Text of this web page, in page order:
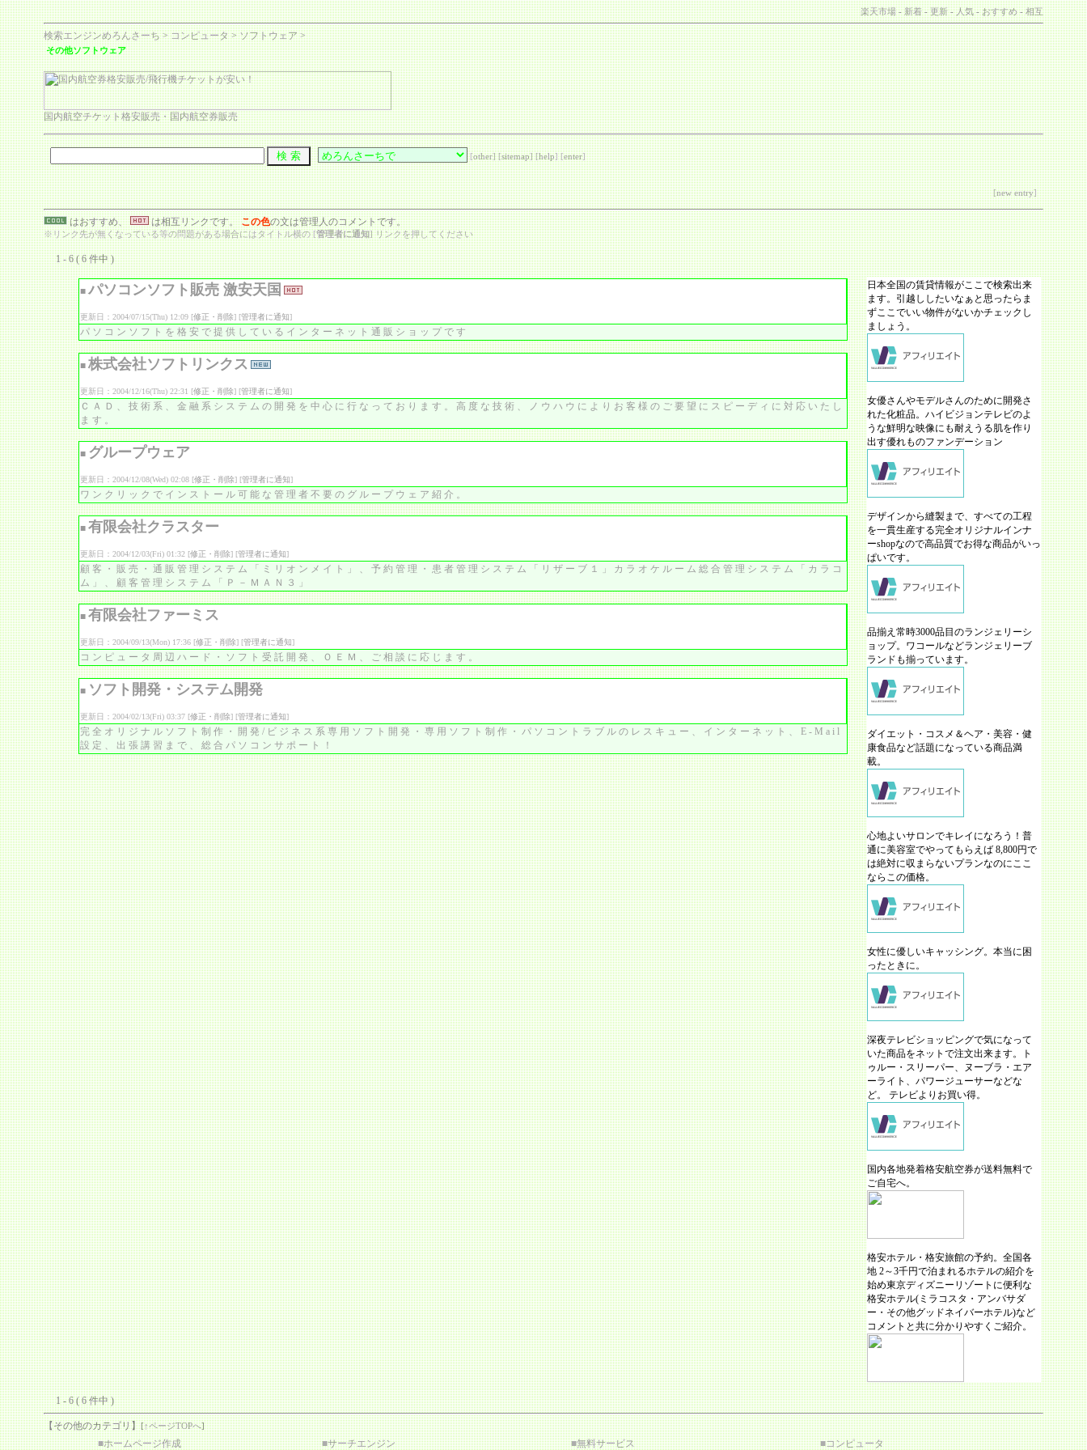
楽天市場-新着-更新-人気-おすすめ-相互
検索エンジンめろんさーち>コンピュータ>ソフトウェア>
その他ソフトウェア
国内航空チケット格安販売・国内航空券販売
[other] [sitemap] [help] [enter]
[new entry]
はおすすめ、 は相互リンクです。この色の文は管理人のコメントです。
※リンク先が無くなっている等の問題がある場合にはタイトル横の [管理者に通知] リンクを押してください
1 - 6 ( 6 件中 )
■ パソコンソフト販売 激安天国
更新日：2004/07/15(Thu) 12:09 [修正・削除] [管理者に通知]
パソコンソフトを格安で提供しているインターネット通販ショップです
■ 株式会社ソフトリンクス
更新日：2004/12/16(Thu) 22:31 [修正・削除] [管理者に通知]
ＣＡＤ、技術系、金融系システムの開発を中心に行なっております。高度な技術、ノウハウによりお客様のご要望にスピーディに対応いたし
ます。
■ グループウェア
更新日：2004/12/08(Wed) 02:08 [修正・削除] [管理者に通知]
ワンクリックでインストール可能な管理者不要のグループウェア紹介。
■ 有限会社クラスター
更新日：2004/12/03(Fri) 01:32 [修正・削除] [管理者に通知]
顧客・販売・通販管理システム「ミリオンメイト」、予約管理・患者管理システム「リザーブ１」カラオケルーム総合管理システム「カラコ
ム」、顧客管理システム「Ｐ－ＭＡＮ３」
■ 有限会社ファーミス
更新日：2004/09/13(Mon) 17:36 [修正・削除] [管理者に通知]
コンピュータ周辺ハード・ソフト受託開発、ＯＥＭ、ご相談に応じます。
■ ソフト開発・システム開発
更新日：2004/02/13(Fri) 03:37 [修正・削除] [管理者に通知]
完全オリジナルソフト制作・開発/ビジネス系専用ソフト開発・専用ソフト制作・パソコントラブルのレスキュー、インターネット、E-Mail
設定、出張講習まで、総合パソコンサポート！
日本全国の賃貸情報がここで検索出来
ます。引越ししたいなぁと思ったらま
ずここでいい物件がないかチェックし
ましょう。
女優さんやモデルさんのために開発さ
れた化粧品。ハイビジョンテレビのよ
うな鮮明な映像にも耐えうる肌を作り
出す優れものファンデーション
デザインから縫製まで、すべての工程
を一貫生産する完全オリジナルインナ
ーshopなので高品質でお得な商品がいっ
ぱいです。
品揃え常時3000品目のランジェリーシ
ョップ。ワコールなどランジェリーブ
ランドも揃っています。
ダイエット・コスメ＆ヘア・美容・健
康食品など話題になっている商品満
載。
心地よいサロンでキレイになろう！普
通に美容室でやってもらえば 8,800円で
は絶対に収まらないプランなのにここ
ならこの価格。
女性に優しいキャッシング。本当に困
ったときに。
深夜テレビショッピングで気になって
いた商品をネットで注文出来ます。ト
ゥルー・スリーパー、ヌーブラ・エア
ーライト、パワージューサーなどな
ど。 テレビよりお買い得。
国内各地発着格安航空券が送料無料で
ご自宅へ。
格安ホテル・格安旅館の予約。全国各
地 2～3千円で泊まれるホテルの紹介を
始め東京ディズニーリゾートに便利な
格安ホテル(ミラコスタ・アンバサダ
ー・その他グッドネイバーホテル)など
コメントと共に分かりやすくご紹介。
1 - 6 ( 6 件中 )
【その他のカテゴリ】[↑ページTOPへ]
■ホームページ作成 ■サーチエンジン ■無料サービス ■コンピュータ